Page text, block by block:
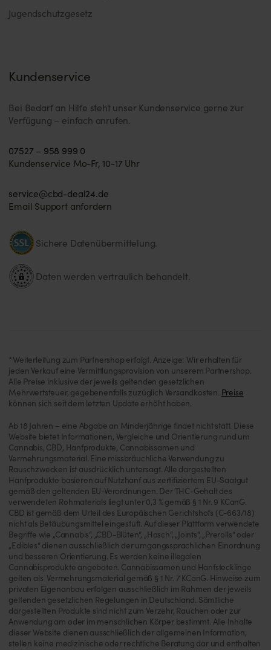
Jugendschutzgesetz
Kundenservice
Bei Bedarf an Hilfe steht unser Kundenservice gerne zur
Verfügung – einfach anrufen.
07527 – 958 999 0
Kundenservice Mo-Fr, 10-17 Uhr
service@cbd-deal24.de
Email Support anfordern
Sichere Datenübermittelung.
Daten werden vertraulich behandelt.
*Weiterleitung zum Partnershop erfolgt. Anzeige: Wir erhalten für
jeden Verkauf eine Vermittlungsprovision von unserem Partnershop.
Alle Preise inklusive der jeweils geltenden gesetzlichen
Mehrwertsteuer, gegebenenfalls zuzüglich Versandkosten. Preise
können sich seit dem letzten Update erhöht haben.
Ab 18 Jahren – eine Abgabe an Minderjährige findet nicht statt. Diese
Website bietet Informationen, Vergleiche und Orientierung rund um
Cannabis, CBD, Hanfprodukte, Cannabissamen und
Vermehrungsmaterial. Eine missbräuchliche Verwendung zu
Rauschzwecken ist ausdrücklich untersagt. Alle dargestellten
Hanfprodukte basieren auf Nutzhanf aus zertifiziertem EU-Saatgut
gemäß den geltenden EU-Verordnungen. Der THC-Gehalt des
verwendeten Rohmaterials liegt unter 0,3 % gemäß § 1 Nr. 9 KCanG.
CBD ist gemäß dem Urteil des Europäischen Gerichtshofs (C-663/18)
nicht als Betäubungsmittel eingestuft. Auf dieser Plattform verwendete
Begriffe wie „Cannabis“, „CBD-Blüten“, „Hasch“, „Joints“, „Prerolls“ oder
„Edibles“ dienen ausschließlich der umgangssprachlichen Einordnung
und besseren Orientierung. Es werden keine illegalen
Cannabisprodukte angeboten. Cannabissamen und Hanfstecklinge
gelten als Vermehrungsmaterial gemäß § 1 Nr. 7 KCanG. Hinweise zum
privaten Eigenanbau erfolgen ausschließlich im Rahmen der jeweils
geltenden gesetzlichen Regelungen in Deutschland. Sämtliche
dargestellten Produkte sind nicht zum Verzehr, Rauchen oder zur
Anwendung am oder im menschlichen Körper bestimmt. Alle Inhalte
dieser Website dienen ausschließlich der allgemeinen Information,
stellen keine medizinische oder rechtliche Beratung dar und enthalten